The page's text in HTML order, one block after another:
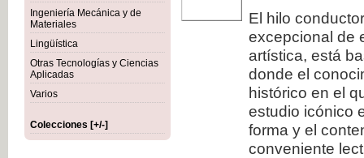
Ingeniería Mecánica y de
Materiales
Lingüística
Otras Tecnologías y Ciencias
Aplicadas
Varios
Colecciones [+/-]
El hilo
excepcional de
artística, está
donde el
histórico en el
estudio icónico
forma y el
conveniente